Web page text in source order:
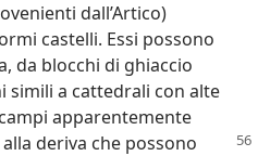
dall’Artico)
castelli. Essi possono
da blocchi di ghiaccio
simili a cattedrali con alte
apparentemente
deriva che possono